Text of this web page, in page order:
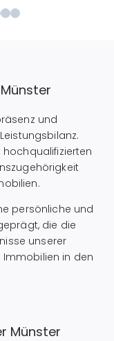
und
persönliche und
die die
unserer
in den
Münster